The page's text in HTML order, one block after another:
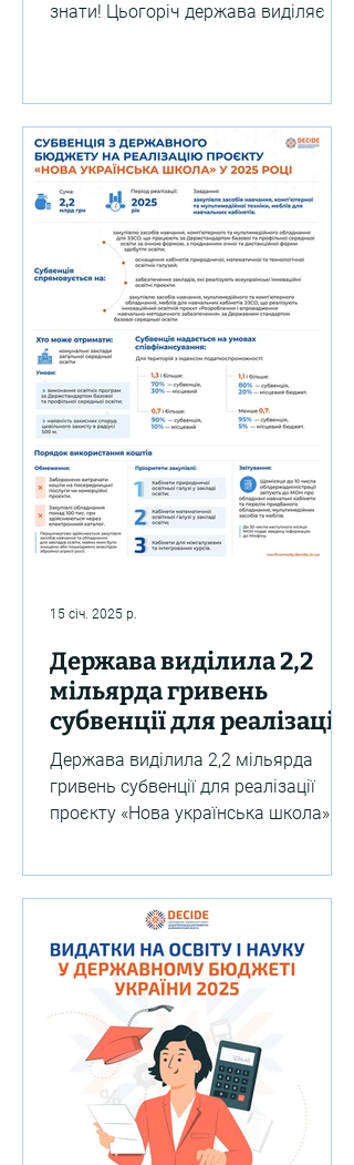
знати! Цьогоріч держава виділяє 6,2
Держава виділила 2,2
мільярда гривень
субвенції для реалізації
проєкту «Нова
українська школа» у 2025
році
Держава виділила 2,2 мільярда
гривень субвенції для реалізації
проєкту «Нова українська школа» у
15 січ. 2025 р.